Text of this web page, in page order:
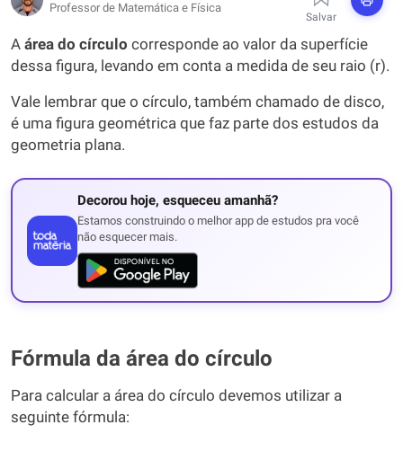
Professor de Matemática e Física
Salvar
A área do círculo corresponde ao valor da superfície
dessa figura, levando em conta a medida de seu raio (r).
Vale lembrar que o círculo, também chamado de disco,
é uma figura geométrica que faz parte dos estudos da
geometria plana.
Decorou hoje, esqueceu amanhã?
Estamos construindo o melhor app de estudos pra você
não esquecer mais.
Fórmula da área do círculo
Para calcular a área do círculo devemos utilizar a
seguinte fórmula: